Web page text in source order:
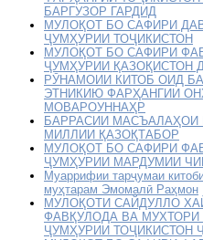
БАРГУЗОР ГАРДИД
МУЛОҚОТ БО САФИРИ
ҶУМҲУРИИ ТОҶИКИСТОН
МУЛОҚОТ БО САФИРИ
ҶУМҲУРИИ ҚАЗОҚИСТОН
РӮНАМОИИ КИТОБ ОИД
ЭТНИКИЮ ФАРҲАНГИИ
МОВАРОУННАҲР
БАРРАСИИ МАСЪАЛАҲОИ
МИЛЛИИ ҚАЗОҚТАБОР
МУЛОҚОТ БО САФИРИ
ҶУМҲУРИИ МАРДУМИИ
Муаррифии тарҷумаи
муҳтарам Эмомалӣ Раҳмон
МУЛОҚОТИ САЙДУЛЛО
ФАВҚУЛОДА ВА
ҶУМҲУРИИ ТОҶИКИСТОН